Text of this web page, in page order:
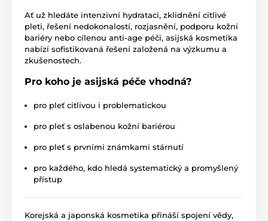
Ať už hledáte intenzivní hydrataci, zklidnění citlivé
pleti, řešení nedokonalostí, rozjasnění, podporu kožní
bariéry nebo cílenou anti-age péči, asijská kosmetika
nabízí sofistikovaná řešení založená na výzkumu a
zkušenostech.
Pro koho je asijská péče vhodná?
pro pleť citlivou i problematickou
pro pleť s oslabenou kožní bariérou
pro pleť s prvními známkami stárnutí
pro každého, kdo hledá systematický a promyšlený
přístup
Korejská a japonská kosmetika přináší spojení vědy,